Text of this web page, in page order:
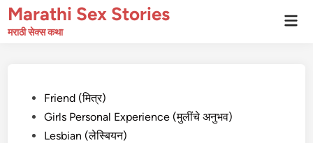
Skip
toMarathi Sex Stories
मराठी सेक्स कथा
PostedFriend (मित्र)
Girls Personal Experience (मुलींचे अनुभव)
Lesbian (लेस्बियन)